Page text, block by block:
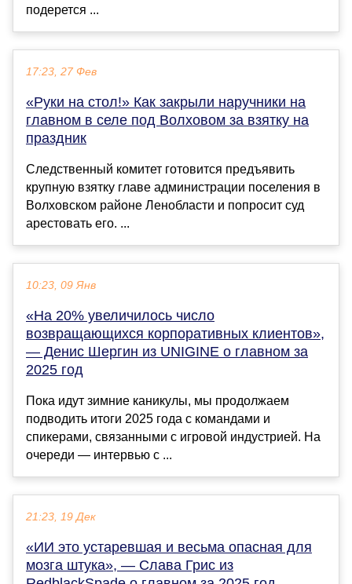
подерется ...
17:23, 27 Фев
«Руки на стол!» Как закрыли наручники на
главном в селе под Волховом за взятку на
праздник
Следственный комитет готовится предъявить
крупную взятку главе администрации поселения в
Волховском районе Ленобласти и попросит суд
арестовать его. ...
10:23, 09 Янв
«На 20% увеличилось число
возвращающихся корпоративных клиентов»,
— Денис Шергин из UNIGINE о главном за
2025 год
Пока идут зимние каникулы, мы продолжаем
подводить итоги 2025 года с командами и
спикерами, связанными с игровой индустрией. На
очереди — интервью с ...
21:23, 19 Дек
«ИИ это устаревшая и весьма опасная для
мозга штука», — Слава Грис из